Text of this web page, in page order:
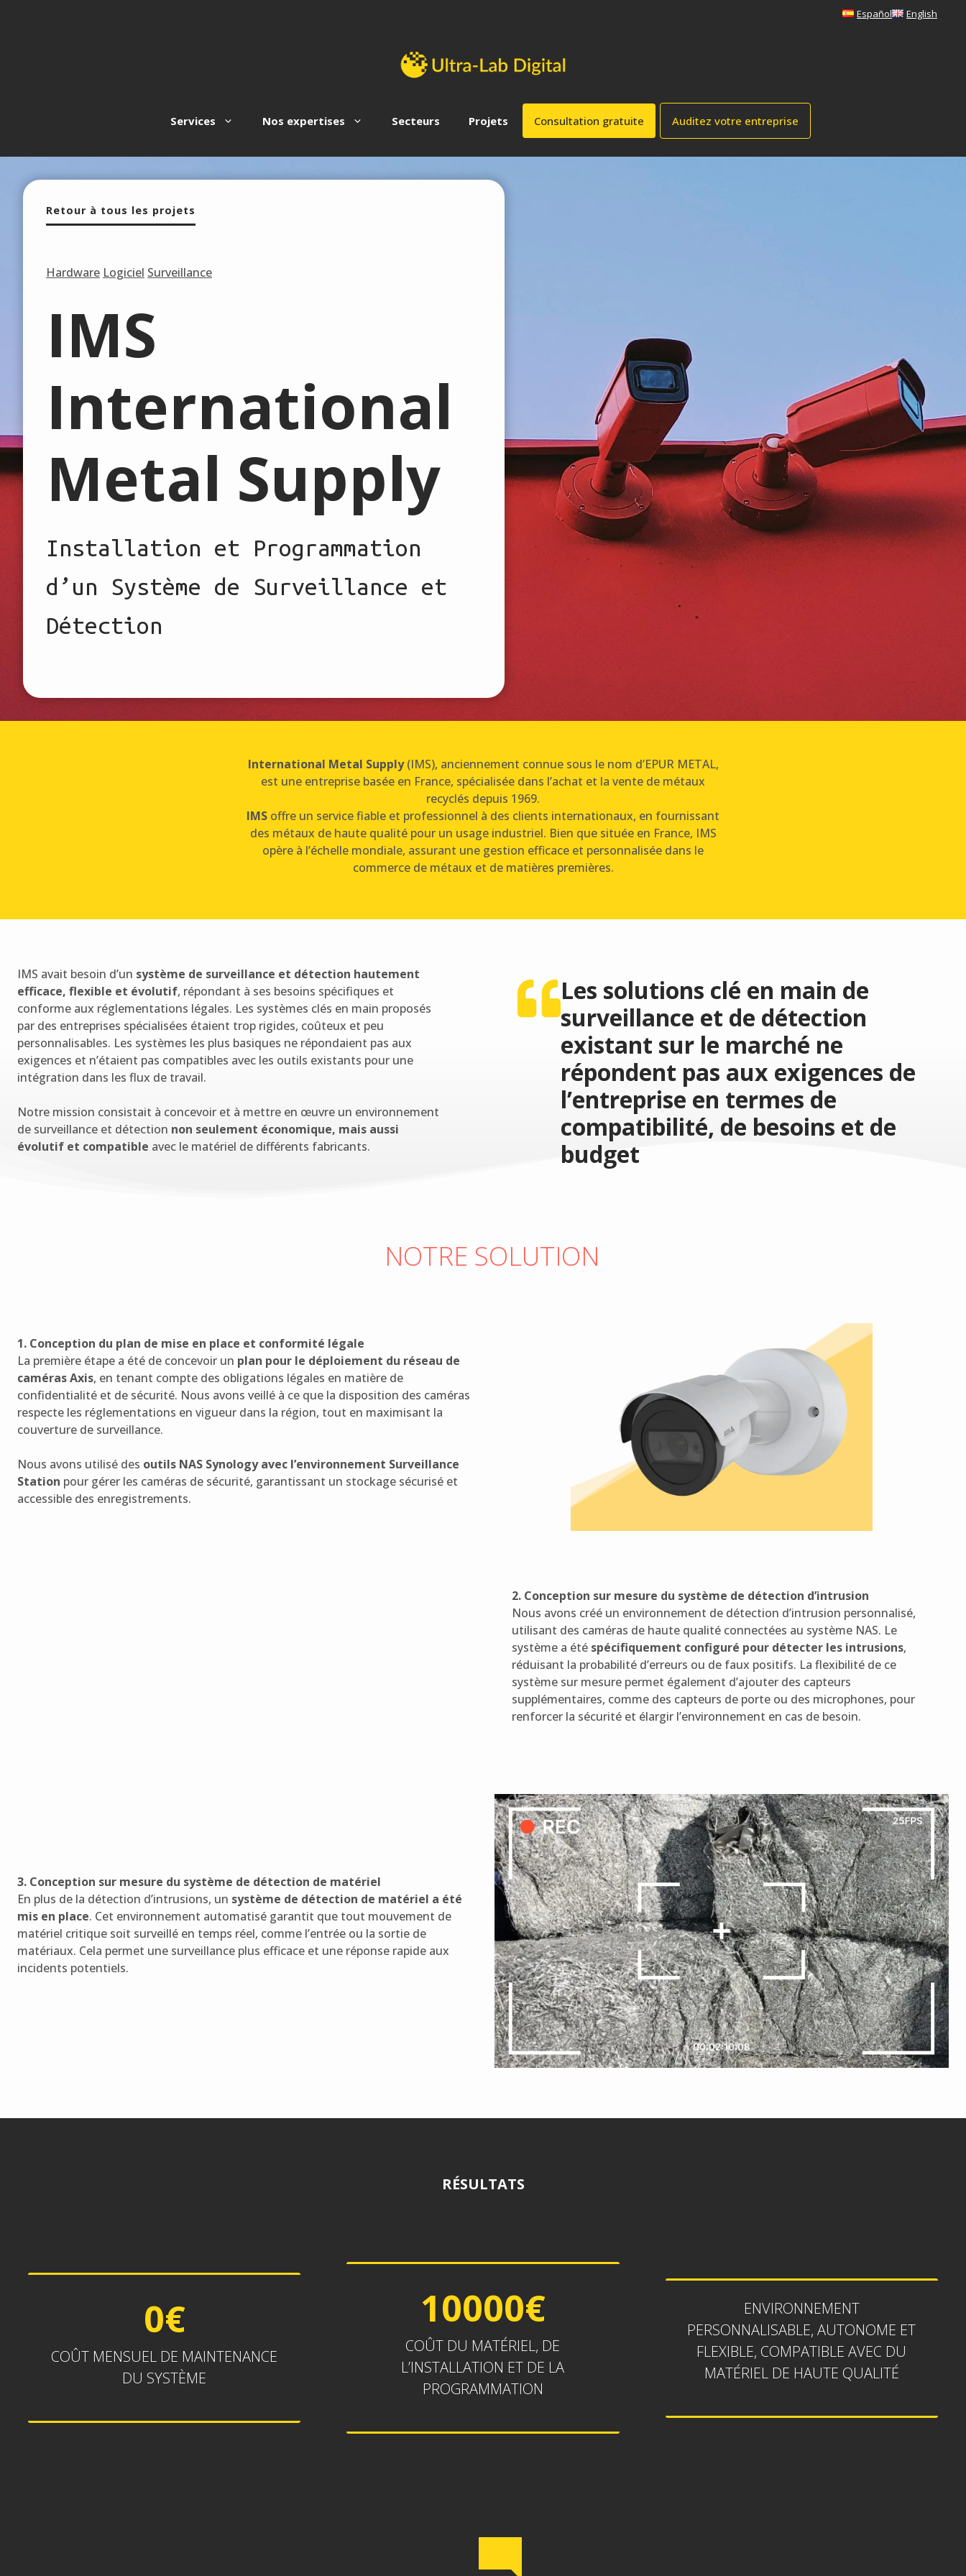
Español English
Services Nos expertises Secteurs Projets Consultation gratuite Auditez votre entreprise
Retour à tous les projets
Hardware Logiciel Surveillance
IMS
International
Metal Supply
Installation et Programmation
d’un Système de Surveillance et
Détection
International Metal Supply(IMS), anciennement connue sous le nom d’EPUR METAL,
est une entreprise basée en France, spécialisée dans l’achat et la vente de métaux
recyclés depuis 1969.
IMS offre un service fiable et professionnel à des clients internationaux, en fournissant
des métaux de haute qualité pour un usage industriel. Bien que située en France, IMS
opère à l’échelle mondiale, assurant une gestion efficace et personnalisée dans le
commerce de métaux et de matières premières.
IMS avait besoin d’un système de surveillance et détection hautement
efficace, flexible et évolutif, répondant à ses besoins spécifiques et
conforme aux réglementations légales. Les systèmes clés en main proposés
par des entreprises spécialisées étaient trop rigides, coûteux et peu
personnalisables. Les systèmes les plus basiques ne répondaient pas aux
exigences et n’étaient pas compatibles avec les outils existants pour une
intégration dans les flux de travail.
Notre mission consistait à concevoir et à mettre en œuvre un environnement
de surveillance et détection non seulement économique, mais aussi
évolutif et compatible avec le matériel de différents fabricants.
Les solutions clé en main de
surveillance et de détection
existant sur le marché ne
répondent pas aux exigences de
l’entreprise en termes de
compatibilité, de besoins et de
budget
NOTRE SOLUTION
1. Conception du plan de mise en place et conformité légale
La première étape a été de concevoir un plan pour le déploiement du réseau de
caméras Axis, en tenant compte des obligations légales en matière de
confidentialité et de sécurité. Nous avons veillé à ce que la disposition des caméras
respecte les réglementations en vigueur dans la région, tout en maximisant la
couverture de surveillance.
Nous avons utilisé des outils NAS Synology avec l’environnement Surveillance
Station pour gérer les caméras de sécurité, garantissant un stockage sécurisé et
accessible des enregistrements.
2. Conception sur mesure du système de détection d’intrusion
Nous avons créé un environnement de détection d’intrusion personnalisé,
utilisant des caméras de haute qualité connectées au système NAS. Le
système a été spécifiquement configuré pour détecter les intrusions,
réduisant la probabilité d’erreurs ou de faux positifs. La flexibilité de ce
système sur mesure permet également d’ajouter des capteurs
supplémentaires, comme des capteurs de porte ou des microphones, pour
renforcer la sécurité et élargir l’environnement en cas de besoin.
3. Conception sur mesure du système de détection de matériel
En plus de la détection d’intrusions, un système de détection de matériel a été
mis en place. Cet environnement automatisé garantit que tout mouvement de
matériel critique soit surveillé en temps réel, comme l’entrée ou la sortie de
matériaux. Cela permet une surveillance plus efficace et une réponse rapide aux
incidents potentiels.
RÉSULTATS
0€
COÛT MENSUEL DE MAINTENANCE
DU SYSTÈME
10000€
COÛT DU MATÉRIEL, DE
L’INSTALLATION ET DE LA
PROGRAMMATION
ENVIRONNEMENT
PERSONNALISABLE, AUTONOME ET
FLEXIBLE, COMPATIBLE AVEC DU
MATÉRIEL DE HAUTE QUALITÉ